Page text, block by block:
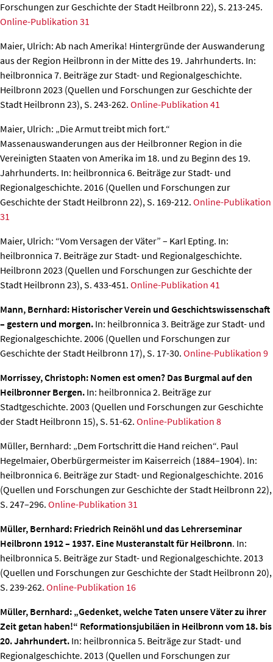
Forschungen zur Geschichte der Stadt Heilbronn 22), S. 213-245.
Online-Publikation 31
Maier, Ulrich: Ab nach Amerika! Hintergründe der Auswanderung
aus der Region Heilbronn in der Mitte des 19. Jahrhunderts. In:
heilbronnica 7. Beiträge zur Stadt- und Regionalgeschichte.
Heilbronn 2023 (Quellen und Forschungen zur Geschichte der
Stadt Heilbronn 23), S. 243-262. Online-Publikation 41
Maier, Ulrich: „Die Armut treibt mich fort.“
Massenauswanderungen aus der Heilbronner Region in die
Vereinigten Staaten von Amerika im 18. und zu Beginn des 19.
Jahrhunderts. In: heilbronnica 6. Beiträge zur Stadt- und
Regionalgeschichte. 2016 (Quellen und Forschungen zur
Geschichte der Stadt Heilbronn 22), S. 169-212. Online-Publikation
31
Maier, Ulrich: “Vom Versagen der Väter” – Karl Epting. In:
heilbronnica 7. Beiträge zur Stadt- und Regionalgeschichte.
Heilbronn 2023 (Quellen und Forschungen zur Geschichte der
Stadt Heilbronn 23), S. 433-451. Online-Publikation 41
Mann, Bernhard: Historischer Verein und Geschichtswissenschaft
– gestern und morgen. In: heilbronnica 3. Beiträge zur Stadt- und
Regionalgeschichte. 2006 (Quellen und Forschungen zur
Geschichte der Stadt Heilbronn 17), S. 17-30. Online-Publikation 9
Morrissey, Christoph: Nomen est omen? Das Burgmal auf den
Heilbronner Bergen. In: heilbronnica 2. Beiträge zur
Stadtgeschichte. 2003 (Quellen und Forschungen zur Geschichte
der Stadt Heilbronn 15), S. 51-62. Online-Publikation 8
Müller, Bernhard: „Dem Fortschritt die Hand reichen“. Paul
Hegelmaier, Oberbürgermeister im Kaiserreich (1884–1904). In:
heilbronnica 6. Beiträge zur Stadt- und Regionalgeschichte. 2016
(Quellen und Forschungen zur Geschichte der Stadt Heilbronn 22),
S. 247–296. Online-Publikation 31
Müller, Bernhard: Friedrich Reinöhl und das Lehrerseminar
Heilbronn 1912 – 1937. Eine Musteranstalt für Heilbronn. In:
heilbronnica 5. Beiträge zur Stadt- und Regionalgeschichte. 2013
(Quellen und Forschungen zur Geschichte der Stadt Heilbronn 20),
S. 239-262. Online-Publikation 16
Müller, Bernhard: „Gedenket, welche Taten unsere Väter zu ihrer
Zeit getan haben!“ Reformationsjubiläen in Heilbronn vom 18. bis
20. Jahrhundert. In: heilbronnica 5. Beiträge zur Stadt- und
Regionalgeschichte. 2013 (Quellen und Forschungen zur